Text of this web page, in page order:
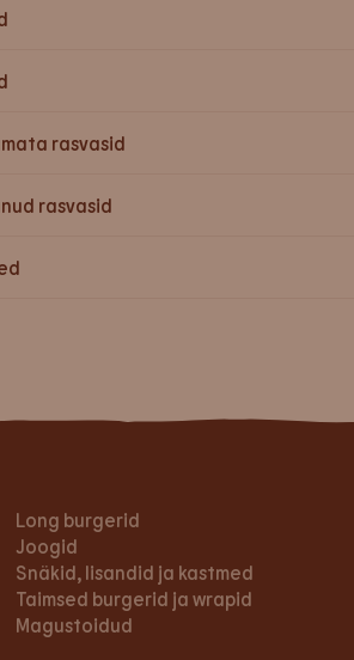
rasvasid
rasvasid
Long burgerid
Joogid
Snäkid, lisandid ja kastmed
Taimsed burgerid ja wrapid
Magustoidud